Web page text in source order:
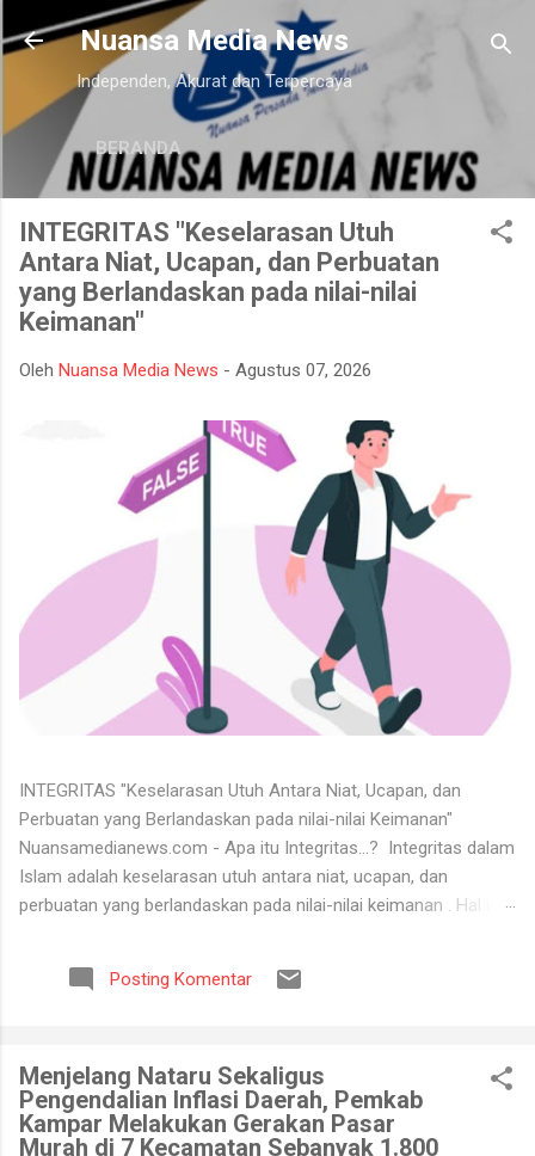
Langsung ke konten utama
Nuansa Media News
Independen, Akurat dan Terpercaya
BERANDA
INTEGRITAS "Keselarasan Utuh
Antara Niat, Ucapan, dan Perbuatan
yang Berlandaskan pada nilai-nilai
Keimanan"
Oleh Nuansa Media News - Agustus 07, 2026
INTEGRITAS "Keselarasan Utuh Antara Niat, Ucapan, dan
Perbuatan yang Berlandaskan pada nilai-nilai Keimanan"
Nuansamedianews.com - Apa itu Integritas...? Integritas dalam
Islam adalah keselarasan utuh antara niat, ucapan, dan
perbuatan yang berlandaskan pada nilai-nilai keimanan . Hal ini
mana seseorang hidup secara konsisten di jalan Allah,
menjunjung tinggi kejujuran, serta dapat dipercaya dalam setiap
mempertahankan integritasnya karena tidak tahan terhadap
ujian kehidupan. Ketika berhadapan dengan godaan bertekuk
lutut merelakan integritasnya hancur. Padahal telah
Posting Komentar
Menjelang Nataru Sekaligus
Pengendalian Inflasi Daerah, Pemkab
Kampar Melakukan Gerakan Pasar
Murah di 7 Kecamatan Sebanyak 1.800